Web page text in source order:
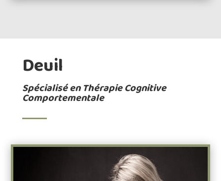
Deuil
Spécialisé en Thérapie Cognitive
Comportementale